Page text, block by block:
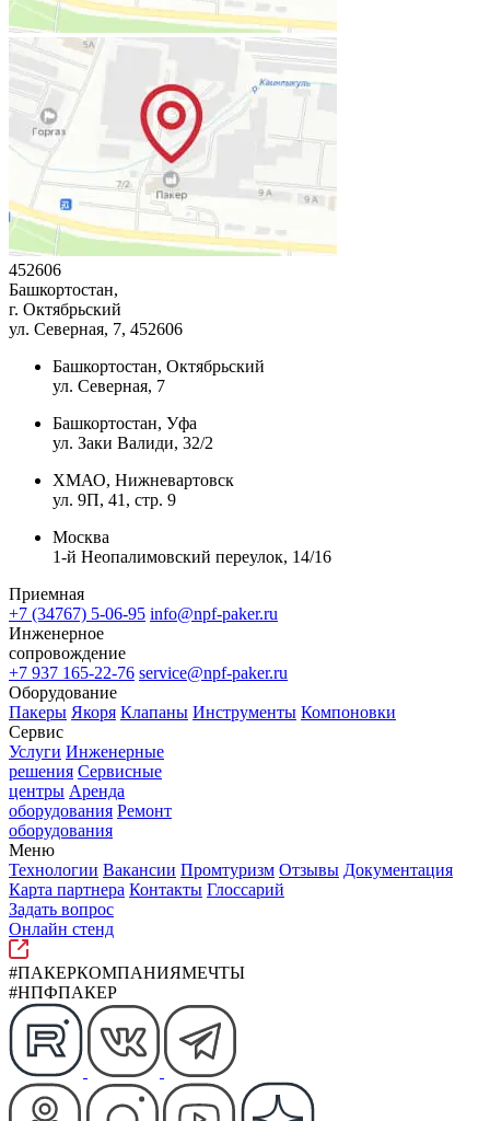
452606
Башкортостан,
г. Октябрьский
ул. Северная, 7, 452606
Башкортостан, Октябрьский
ул. Северная, 7
Башкортостан, Уфа
ул. Заки Валиди, 32/2
ХМАО, Нижневартовск
ул. 9П, 41, стр. 9
Москва
1-й Неопалимовский переулок, 14/16
Приемная
+7 (34767) 5-06-95 info@npf-paker.ru
Инженерное
сопровождение
+7 937 165-22-76 service@npf-paker.ru
Оборудование
Пакеры Якоря Клапаны Инструменты Компоновки
Сервис
Услуги Инженерные
решения Сервисные
центры Аренда
оборудования Ремонт
оборудования
Меню
Технологии Вакансии Промтуризм Отзывы Документация
Карта партнера Контакты Глоссарий
Задать вопрос
Онлайн стенд
#ПАКЕРКОМПАНИЯМЕЧТЫ
#НПФПАКЕР